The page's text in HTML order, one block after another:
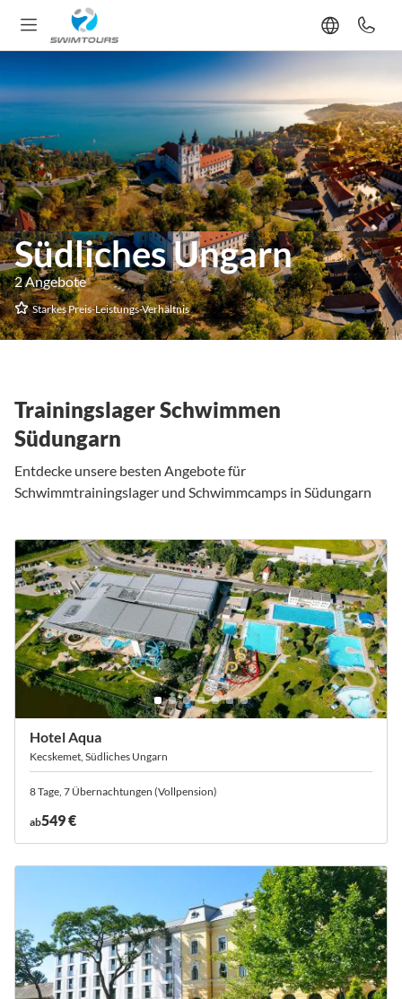
Südliches Ungarn
2 Angebote
Starkes Preis-Leistungs-Verhältnis
Trainingslager Schwimmen
Südungarn
Entdecke unsere besten Angebote für
Schwimmtrainingslager und Schwimmcamps in Südungarn
Hotel Aqua
Kecskemet, Südliches Ungarn
8 Tage, 7 Übernachtungen (Vollpension)
ab549 €